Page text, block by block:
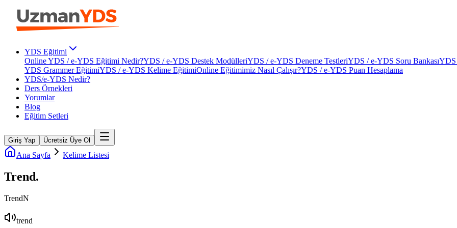
YDS Eğitimi
Online YDS / e-YDS Eğitimi Nedir?YDS / e-YDS Destek ModülleriYDS / e-YDS Deneme TestleriYDS / e-YDS Soru BankasıYDS
YDS Grammer EğitimiYDS / e-YDS Kelime EğitimiOnline Eğitimimiz Nasıl Çalışır?YDS / e-YDS Puan Hesaplama
YDS/e-YDS Nedir?
Ders Örnekleri
Yorumlar
Blog
Eğitim Setleri
Giriş Yap Ücretsiz Üye Ol
Ana Sayfa Kelime Listesi
Trend.
TrendN
trend